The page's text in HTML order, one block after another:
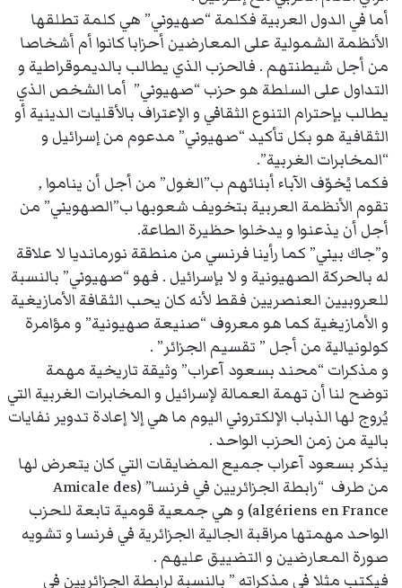
أما في الدول العربية فكلمة “صهيوني” هي كلمة تطلقها
الأنظمة الشمولية على المعارضين أحزابا كانوا أم أشخاصا
من أجل شيطنتهم . فالحزب الذي يطالب بالديموقراطية و
التداول على السلطة هو حزب “صهيوني” أما الشخص الذي
يطالب بإحترام التنوع الثقافي و الإعتراف بالأقليات الدينية أو
الثقافية هو بكل تأكيد “صهيوني” مدعوم من إسرائيل و
“المخابرات الغربية”.
فكما يُخوّف الآباء أبنائهم ب”الغول” من أجل أن يناموا ,
تقوم الأنظمة العربية بتخويف شعوبها ب”الصهويني” من
أجل أن يذعنوا و يدخلوا حظيرة الطاعة.
و”جاك بيني” كما رأينا فرنسي من منطقة نورمانديا لا علاقة
له بالحركة الصهيونية و لا بإسرائيل . فهو “صهيوني” بالنسبة
للعروبيين العنصريين فقط لأنه كان يحب الثقافة الأمازيغية
و الأمازيغية كما هو معروف “صنيعة صهيونية” و مؤامرة
كولونيالية من أجل ” تقسيم الجزائر” .
و مذكرات “محند بسعود آعراب” وثيقة تاريخية مهمة
توضح لنا أن تهمة العمالة لإسرائيل و المخابرات الغربية التي
يُروج لها الذباب الإلكتروني اليوم ما هي إلا إعادة تدوير نفايات
بالية من زمن الحزب الواحد .
يذكر بسعود آعراب جميع المضايقات التي كان يتعرض لها
من طرف “رابطة الجزائريين في فرنسا” (Amicale des
algériens en France) و هي جمعية قومية تابعة للحزب
الواحد مهمتها مراقبة الجالية الجزائرية في فرنسا و تشويه
صورة المعارضين و التضييق عليهم .
فيكتب مثلا في مذكراته ” بالنسبة لرابطة الجزائريين في